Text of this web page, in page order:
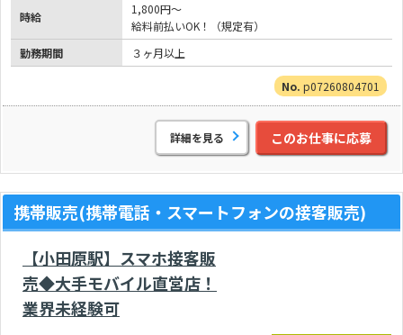
時給
1,800円～
給料前払いOK！（規定有）
勤務期間
３ヶ月以上
p07260804701
詳細を見る このお仕事に応募
携帯販売(携帯電話・スマートフォンの接客販売)
【小田原駅】スマホ接客販
売◆大手モバイル直営店！
業界未経験可